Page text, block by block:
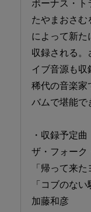
ボーナス・ト
たやまおさむ
によって新た
収録される。
イブ音源も収
稀代の音楽家
バムで堪能で
・収録予定曲
ザ・フォーク
「帰って来
「コブのない
加藤和彦